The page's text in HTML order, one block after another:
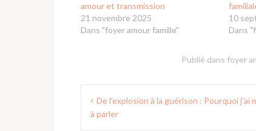
amour et transmission
21 novembre 2025
Dans "foyer amour famille"
10
Dans
Publié dans foyer
Navigation
de De l’explosion à la guérison : Pourquoi j’ai
à parler